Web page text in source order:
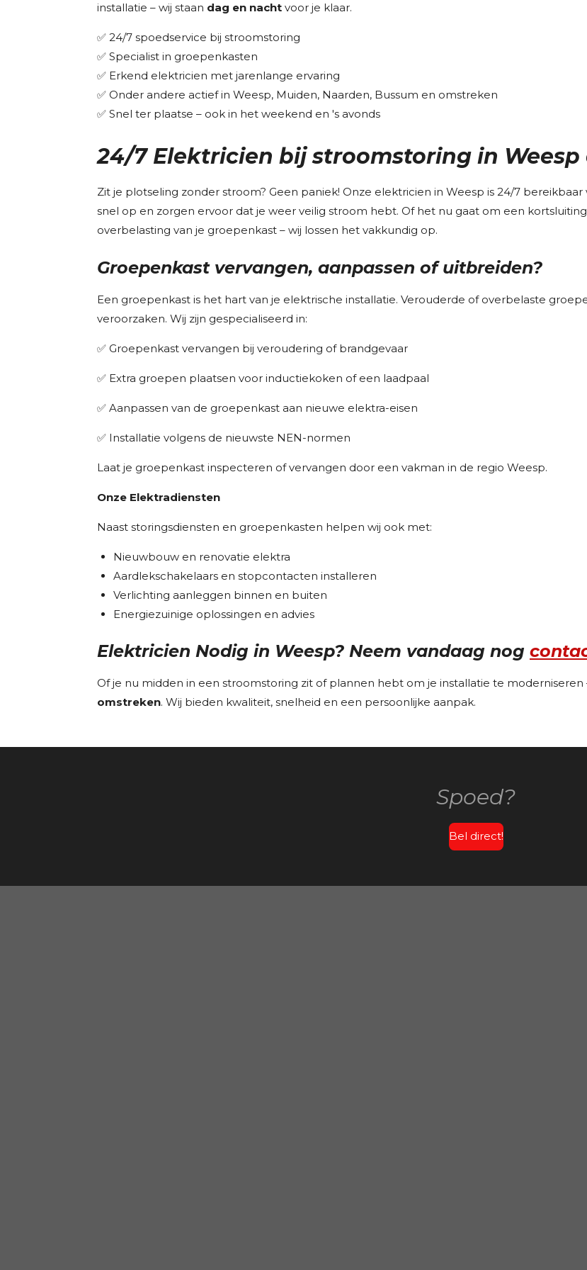
installatie – wij staan dag en nacht voor je klaar.
✅ 24/7 spoedservice bij stroomstoring
✅ Specialist in groepenkasten
✅ Erkend elektricien met jarenlange ervaring
✅ Onder andere actief in Weesp, Muiden, Naarden, Bussum en omstreken
✅ Snel ter plaatse – ook in het weekend en 's avonds
24/7 Elektricien bij stroomstoring in
Zit je plotseling zonder stroom? Geen paniek! Onze elektricien in Weesp is 24/7
snel op en zorgen ervoor dat je weer veilig stroom hebt. Of het nu gaat om een
overbelasting van je groepenkast – wij lossen het vakkundig op.
Groepenkast vervangen, aanpassen of uitbreiden?
Een groepenkast is het hart van je elektrische installatie. Verouderde of overbelaste
veroorzaken. Wij zijn gespecialiseerd in:
✅ Groepenkast vervangen bij veroudering of brandgevaar
✅ Extra groepen plaatsen voor inductiekoken of een laadpaal
✅ Aanpassen van de groepenkast aan nieuwe elektra-eisen
✅ Installatie volgens de nieuwste NEN-normen
Laat je groepenkast inspecteren of vervangen door een vakman in de regio Weesp.
Onze Elektradiensten
Naast storingsdiensten en groepenkasten helpen wij ook met:
Nieuwbouw en renovatie elektra
Aardlekschakelaars en stopcontacten installeren
Verlichting aanleggen binnen en buiten
Energiezuinige oplossingen en advies
Elektricien Nodig in Weesp? Neem vandaag nog
Of je nu midden in een stroomstoring zit of plannen hebt om je installatie te moderniseren
omstreken. Wij bieden kwaliteit, snelheid en een persoonlijke aanpak.
Spoed?
Bel direct!